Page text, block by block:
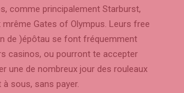
comme principalement Starburst,
Gates of Olympus. Leurs free
de )épôtau se font fréquemment
casinos, ou pourront te accepter
une de nombreux jour des rouleaux
sous, sans payer.